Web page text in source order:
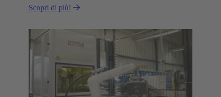
esempio per il trasporto di carichi più pesanti.
Scopri di più!